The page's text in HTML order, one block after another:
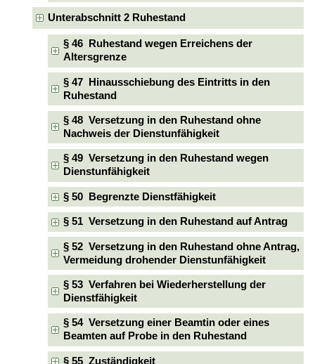
Unterabschnitt 2 Ruhestand
§ 46 Ruhestand wegen Erreichens der
Altersgrenze
§ 47 Hinausschiebung des Eintritts in den
Ruhestand
§ 48 Versetzung in den Ruhestand ohne
Nachweis der Dienstunfähigkeit
§ 49 Versetzung in den Ruhestand wegen
Dienstunfähigkeit
§ 50 Begrenzte Dienstfähigkeit
§ 51 Versetzung in den Ruhestand auf Antrag
§ 52 Versetzung in den Ruhestand ohne Antrag,
Vermeidung drohender Dienstunfähigkeit
§ 53 Verfahren bei Wiederherstellung der
Dienstfähigkeit
§ 54 Versetzung einer Beamtin oder eines
Beamten auf Probe in den Ruhestand
§ 55 Zuständigkeit